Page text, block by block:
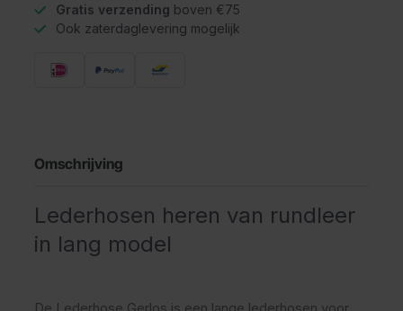
Gratis verzending boven €75
Ook zaterdaglevering mogelijk
Omschrijving
Lederhosen heren van rundleer
in lang model
De Lederhose Gerlos is een lange lederhosen voor